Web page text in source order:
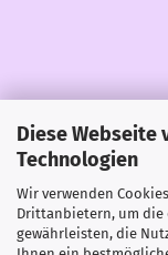
Diese Webseite
Technologien
Wir verwenden
Drittanbietern, um die
gewährleisten, die